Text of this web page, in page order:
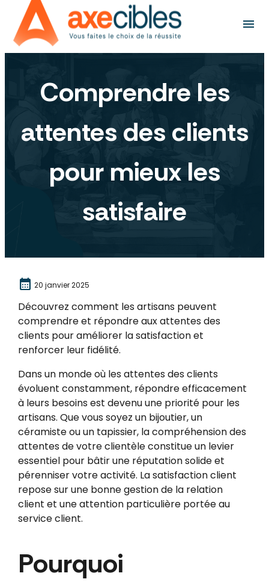
menu
Comprendre les
attentes des clients
pour mieux les
satisfaire
calendar_month 20 janvier 2025
Découvrez comment les artisans peuvent
comprendre et répondre aux attentes des
clients pour améliorer la satisfaction et
renforcer leur fidélité.
Dans un monde où les attentes des clients
évoluent constamment, répondre efficacement
à leurs besoins est devenu une priorité pour les
artisans. Que vous soyez un bijoutier, un
céramiste ou un tapissier, la compréhension des
attentes de votre clientèle constitue un levier
essentiel pour bâtir une réputation solide et
pérenniser votre activité. La satisfaction client
repose sur une bonne gestion de la relation
client et une attention particulière portée au
service client.
Pourquoi
Panneau de gestion des cookies